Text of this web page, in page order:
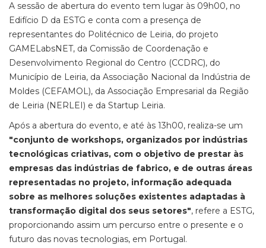
A sessão de abertura do evento tem lugar às 09h00, no
Edifício D da ESTG e conta com a presença de
representantes do Politécnico de Leiria, do projeto
GAMELabsNET, da Comissão de Coordenação e
Desenvolvimento Regional do Centro (CCDRC), do
Município de Leiria, da Associação Nacional da Indústria de
Moldes (CEFAMOL), da Associação Empresarial da Região
de Leiria (NERLEI) e da Startup Leiria.
Após a abertura do evento, e até às 13h00, realiza-se um
"conjunto de workshops, organizados por indústrias
tecnológicas criativas, com o objetivo de prestar às
empresas das indústrias de fabrico, e de outras áreas
representadas no projeto, informação adequada
sobre as melhores soluções existentes adaptadas à
transformação digital dos seus setores", refere a ESTG,
proporcionando assim um percurso entre o presente e o
futuro das novas tecnologias, em Portugal.